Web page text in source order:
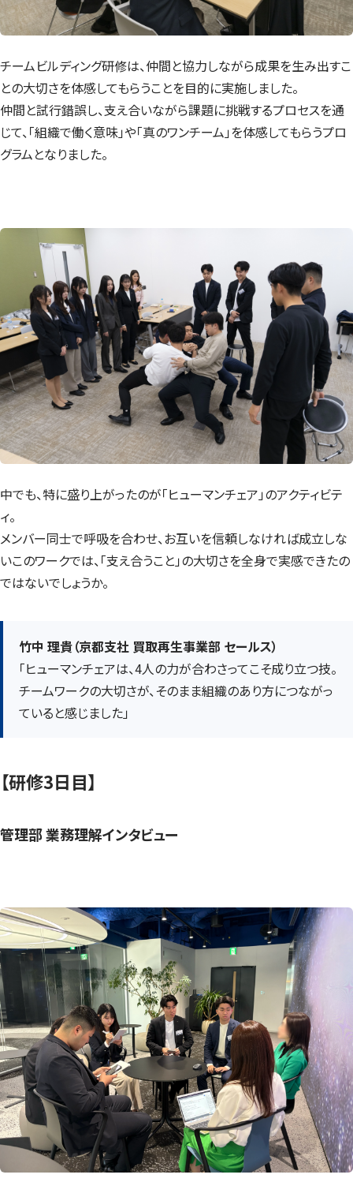
チームビルディング研修は、仲間と協力しながら成果を生み出すこ
との大切さを体感してもらうことを目的に実施しました。
仲間と試行錯誤し、支え合いながら課題に挑戦するプロセスを通
じて、「組織で働く意味」や「真のワンチーム」を体感してもらうプロ
グラムとなりました。
中でも、特に盛り上がったのが「ヒューマンチェア」のアクティビテ
ィ。
メンバー同士で呼吸を合わせ、お互いを信頼しなければ成立しな
いこのワークでは、「支え合うこと」の大切さを全身で実感できたの
ではないでしょうか。
竹中 理貴（京都支社 買取再生事業部 セールス）
「ヒューマンチェアは、4人の力が合わさってこそ成り立つ技。
チームワークの大切さが、そのまま組織のあり方につながっ
ていると感じました」
【研修3日目】
管理部 業務理解インタビュー